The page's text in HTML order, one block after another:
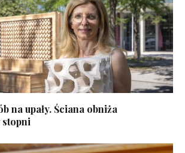
na upały. Ściana obniża
stopni